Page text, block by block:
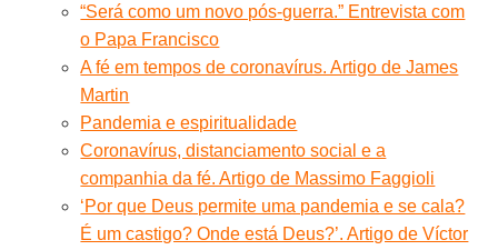
“Será como um novo pós-guerra.” Entrevista com
o Papa Francisco
A fé em tempos de coronavírus. Artigo de James
Martin
Pandemia e espiritualidade
Coronavírus, distanciamento social e a
companhia da fé. Artigo de Massimo Faggioli
‘Por que Deus permite uma pandemia e se cala?
É um castigo? Onde está Deus?’. Artigo de Víctor